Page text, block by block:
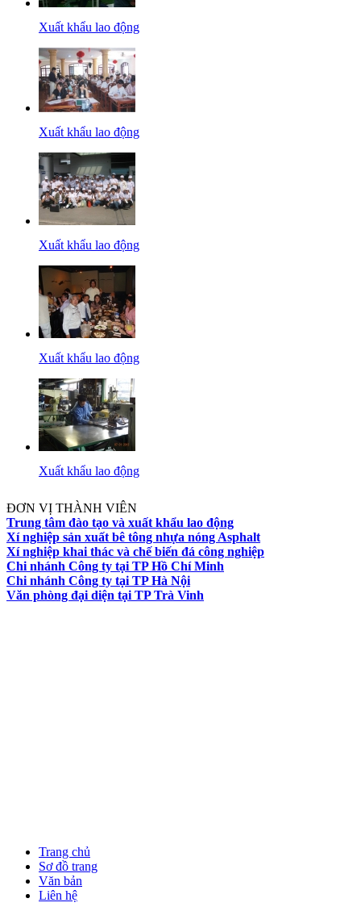
Xuất khẩu lao động
Xuất khẩu lao động
Xuất khẩu lao động
Xuất khẩu lao động
Xuất khẩu lao động
ĐƠN VỊ THÀNH VIÊN
Trung tâm đào tạo và xuất khẩu lao động
Xí nghiệp sản xuất bê tông nhựa nóng Asphalt
Xí nghiệp khai thác và chế biến đá công nghiệp
Chi nhánh Công ty tại TP Hồ Chí Minh
Chi nhánh Công ty tại TP Hà Nội
Văn phòng đại diện tại TP Trà Vinh
Trang chủ
Sơ đồ trang
Văn bản
Liên hệ